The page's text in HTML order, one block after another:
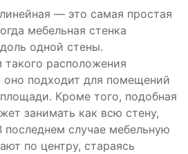
— это самая простая
мебельная стенка
одной стены.
расположения
оно подходит для помещений
Кроме того, подобная
занимать как всю стену,
последнем случае мебельную
по центру, стараясь